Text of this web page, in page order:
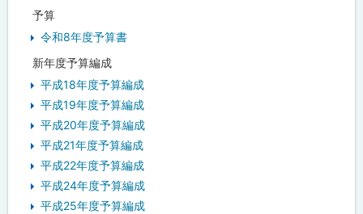
予算
令和8年度予算書
新年度予算編成
平成18年度予算編成
平成19年度予算編成
平成20年度予算編成
平成21年度予算編成
平成22年度予算編成
平成24年度予算編成
平成25年度予算編成